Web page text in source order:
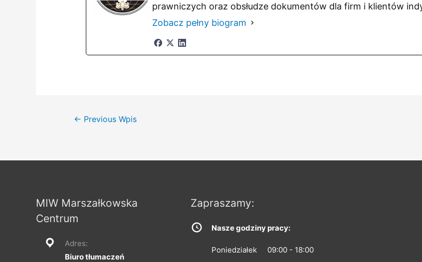
prawniczych oraz obsłudze dokumentów dla firm i klientów
Zobacz pełny biogram
Nawigacja
← Previous Wpis
MIW Marszałkowska
Centrum
Adres:
Biuro tłumaczeń
Zapraszamy:
Nasze godziny pracy:
Poniedziałek 09:00 - 18:00